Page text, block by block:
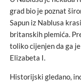
grad bio je poznat
Sapun iz Nablusa
britanskih plemića.
toliko cijenjen da ga
Elizabeta I.
Historijski gledano,